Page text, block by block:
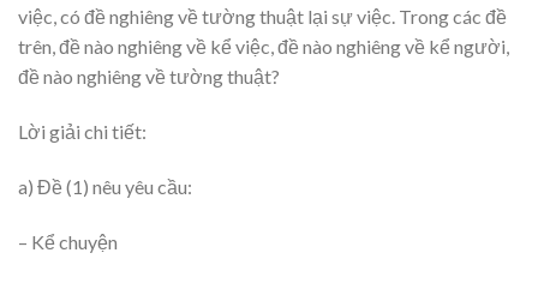
việc, có đề nghiêng về tường thuật lại sự việc. Trong các đề
trên, đề nào nghiêng về kể việc, đề nào nghiêng về kể người,
đề nào nghiêng về tường thuật?
Lời giải chi tiết:
a) Đề (1) nêu yêu cầu:
– Kể chuyện